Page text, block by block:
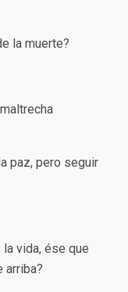
la muerte?
paz, pero seguir
vida, ése que
arriba?